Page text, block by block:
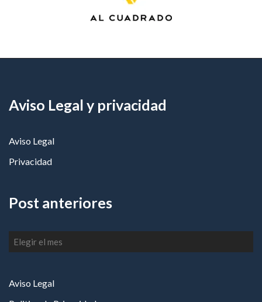
Aviso Legal y privacidad
Aviso Legal
Privacidad
Post anteriores
Post
anteriores
Aviso Legal